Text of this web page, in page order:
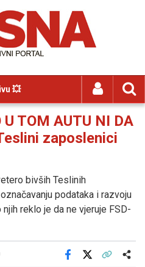
💥
U TOM AUTU NI DA
zaposlenici
bivših Teslinih
podataka i razvoju
reklo je da ne vjeruje FSD-
Facebook